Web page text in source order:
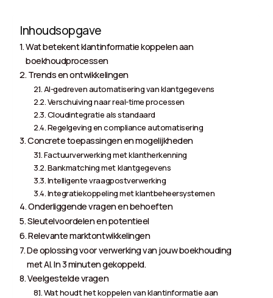
Inhoudsopgave
Wat betekent klantinformatie koppelen aan
boekhoudprocessen
Trends en ontwikkelingen
AI-gedreven automatisering van klantgegevens
Verschuiving naar real-time processen
Cloudintegratie als standaard
Regelgeving en compliance automatisering
Concrete toepassingen en mogelijkheden
Factuurverwerking met klantherkenning
Bankmatching met klantgegevens
Intelligente vraagpostverwerking
Integratiekoppeling met klantbeheersystemen
Onderliggende vragen en behoeften
Sleutelvoordelen en potentieel
Relevante marktontwikkelingen
De oplossing voor verwerking van jouw boekhouding
met AI. In 3 minuten gekoppeld.
Veelgestelde vragen
Wat houdt het koppelen van klantinformatie aan